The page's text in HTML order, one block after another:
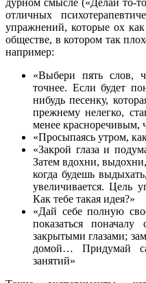
отличных
упражнений, которые ох
обществе, в котором так
например:
«Выбери пять слов,
точнее. Если будет
нибудь песенку,
прежнему нелегко,
менее красноречивым,
«Просыпаясь утром,
«Закрой глаза и
Затем вдохни,
когда будешь
увеличивается. Цель
Как тебе такая идея?»
«Дай себе полную
показаться
закрытыми глазами;
домой… Придумай
занятий»